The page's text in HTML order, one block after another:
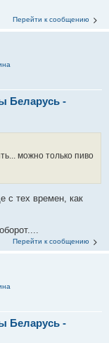
Перейти к сообщению
Беларусь -
можно только пиво
с тех времен, как
Перейти к сообщению
Беларусь -